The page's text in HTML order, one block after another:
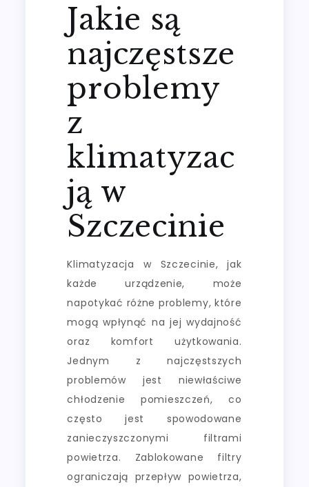
Jakie są
najczęstsze
problemy
z
klimatyzac
ją w
Szczecinie
Klimatyzacja w Szczecinie, jak
każde urządzenie, może
napotykać różne problemy, które
mogą wpłynąć na jej wydajność
oraz komfort użytkowania.
Jednym z najczęstszych
problemów jest niewłaściwe
chłodzenie pomieszczeń, co
często jest spowodowane
zanieczyszczonymi filtrami
powietrza. Zablokowane filtry
ograniczają przepływ powietrza,